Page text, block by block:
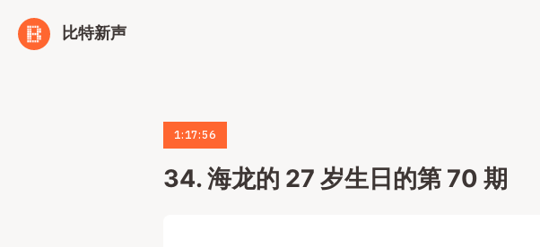
比特新声
1:17:56
34. 海龙的 27 岁生日的第 70 期